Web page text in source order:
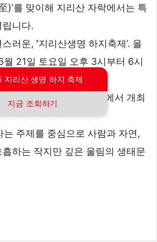
지리산 생명 하지 축제
지금 조회하기
)’를 맞이해 지리산 자락에서는 특
니다.
러운, ‘지리산생명 하지축제’. 올
21일 토요일 오후 3시부터 6시
면 철수마을 병연정 앞에서 개최
는 주제를 중심으로 사람과 자연,
하는 작지만 깊은 울림의 생태문